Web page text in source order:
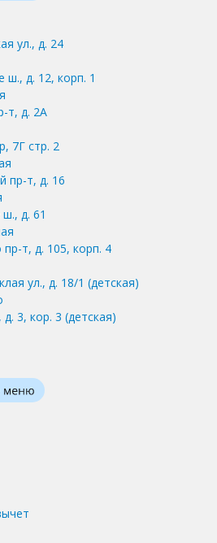
ул., д. 24
ш., д. 12, корп. 1
т, д. 2А
7Г стр. 2
пр-т, д. 16
д. 61
пр-т, д. 105, корп. 4
ул., д. 18/1 (детская)
3, кор. 3 (детская)